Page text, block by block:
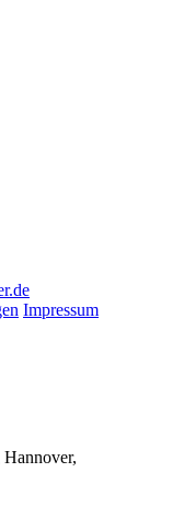
Impressum